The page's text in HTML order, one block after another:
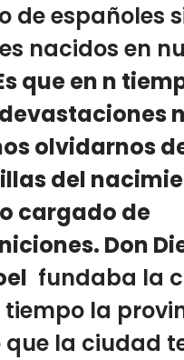
de españoles
nacidos en
que en n
olvidarnos
del
cargado de
Don
fundaba la
tiempo la
que la ciudad